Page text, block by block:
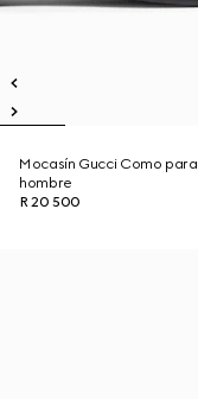
Mocasín Gucci Como para
hombre
R 20 500